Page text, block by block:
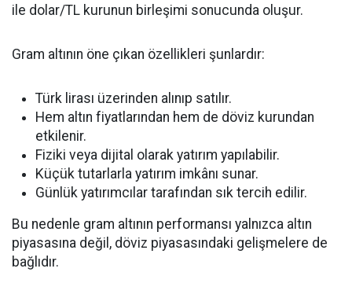
ile dolar/TL kurunun birleşimi sonucunda oluşur.
Gram altının öne çıkan özellikleri şunlardır:
Türk lirası üzerinden alınıp satılır.
Hem altın fiyatlarından hem de döviz kurundan
etkilenir.
Fiziki veya dijital olarak yatırım yapılabilir.
Küçük tutarlarla yatırım imkânı sunar.
Günlük yatırımcılar tarafından sık tercih edilir.
Bu nedenle gram altının performansı yalnızca altın
piyasasına değil, döviz piyasasındaki gelişmelere de
bağlıdır.